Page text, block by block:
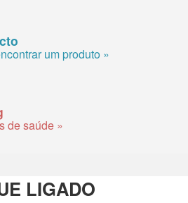
um produto »
de saúde »
LIGADO